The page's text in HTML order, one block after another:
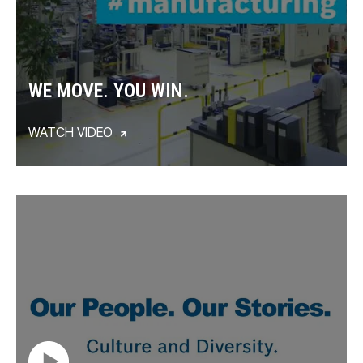
WE MOVE. YOU WIN.
WATCH VIDEO